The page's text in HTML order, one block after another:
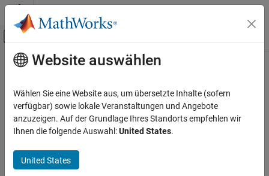
Weiter zum Inhalt
Umschaltung für Off-Canvas-
Startseite der Dokumentation
Hauptinhalt
How useful was this information?
Website auswählen
Wählen Sie eine Website aus, um übersetzte Inhalte (sofern
verfügbar) sowie lokale Veranstaltungen und Angebote
anzuzeigen. Auf der Grundlage Ihres Standorts empfehlen wir
Ihnen die folgende Auswahl:United States.
United States